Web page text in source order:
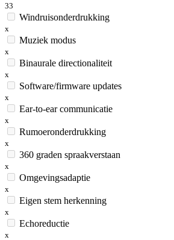
33
Windruisonderdrukking
x
Muziek modus
x
Binaurale directionaliteit
x
Software/firmware updates
x
Ear-to-ear communicatie
x
Rumoeronderdrukking
x
360 graden spraakverstaan
x
Omgevingsadaptie
x
Eigen stem herkenning
x
Echoreductie
x